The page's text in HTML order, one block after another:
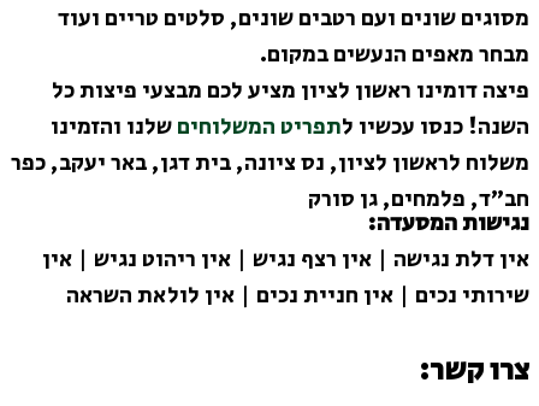
מסוגים שונים ועם רטבים שונים, סלטים טריים ועוד
מבחר מאפים הנעשים במקום.
פיצה דומינו ראשון לציון מציע לכם מבצעי פיצות כל
השנה! כנסו עכשיו לתפריט המשלוחיםשלנו והזמינו
משלוח לראשון לציון, נס ציונה, בית דגן, באר יעקב, כפר
חב"ד, פלמחים, גן סורק
נגישות המסעדה:
אין דלת נגישה | אין רצף נגיש | אין ריהוט נגיש | אין
שירותי נכים | אין חניית נכים | אין לולאת השראה
צרו קשר: